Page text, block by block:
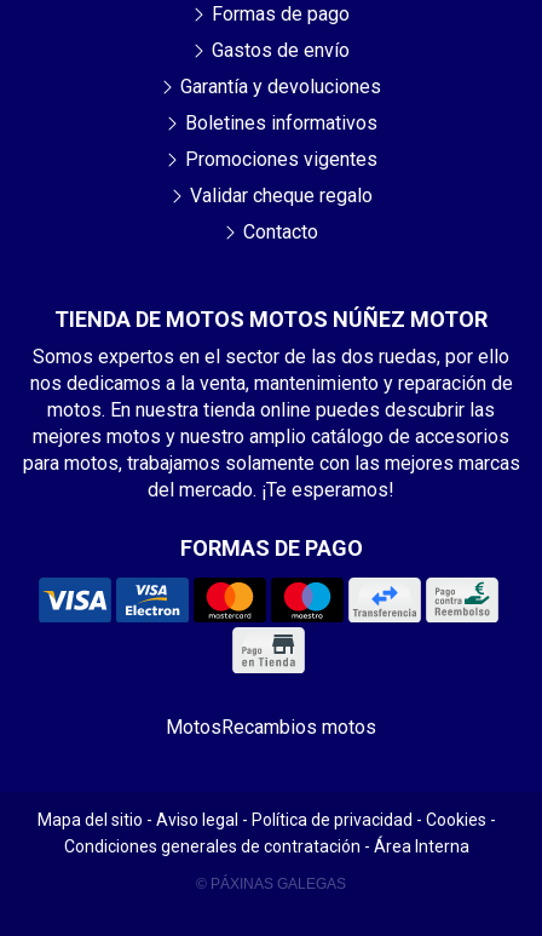
TIENDA DE MOTOS MOTOS NÚÑEZ MOTOR
Somos expertos en el sector de las dos ruedas, por ello
nos dedicamos a la venta, mantenimiento y reparación de
motos. En nuestra tienda online puedes descubrir las
mejores motos y nuestro amplio catálogo de accesorios
para motos, trabajamos solamente con las mejores marcas
del mercado. ¡Te esperamos!
FORMAS DE PAGO
Formas de pago
Gastos de envío
Garantía y devoluciones
Boletines informativos
Promociones vigentes
Validar cheque regalo
Contacto
MotosRecambios motos
Mapa del sitio - Aviso legal - Política de privacidad - Cookies -
Condiciones generales de contratación - Área Interna
© PÁXINAS GALEGAS